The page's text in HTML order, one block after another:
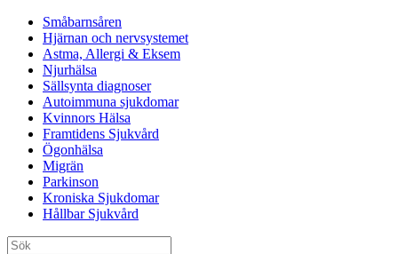
Småbarnsåren
Hjärnan och nervsystemet
Astma, Allergi & Eksem
Njurhälsa
Sällsynta diagnoser
Autoimmuna sjukdomar
Kvinnors Hälsa
Framtidens Sjukvård
Ögonhälsa
Migrän
Parkinson
Kroniska Sjukdomar
Hållbar Sjukvård